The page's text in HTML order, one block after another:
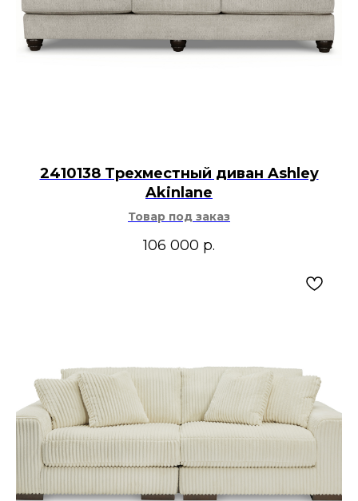
2410138 Трехместный диван Ashley
Akinlane
Товар под заказ
106 000 р.